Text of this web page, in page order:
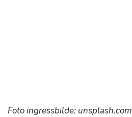
Foto ingressbilde: unsplash.com